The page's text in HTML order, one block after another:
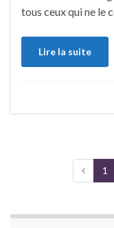
tous ceux qui ne le
Lire la suite
1